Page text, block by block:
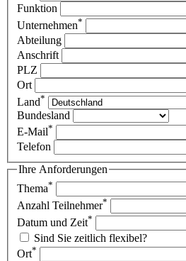
Funktion
Unternehmen*
Abteilung
Anschrift
PLZ
Ort
Land*
Bundesland
E-Mail*
Telefon
Ihre Anforderungen
Thema*
Anzahl Teilnehmer*
Datum und Zeit*
Sind Sie zeitlich flexibel?
Ort*